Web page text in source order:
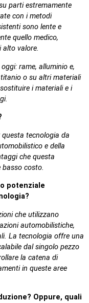
parti estremamente
con i metodi
sono lente e
quello medico,
alto valore.
rame, alluminio e,
o su altri materiali
i materiali e i
tecnologia da
e della
che questa
costo.
potenziale
che utilizzano
automobilistiche,
La tecnologia offre una
dal singolo pezzo
la catena di
in queste aree
Oppure, quali